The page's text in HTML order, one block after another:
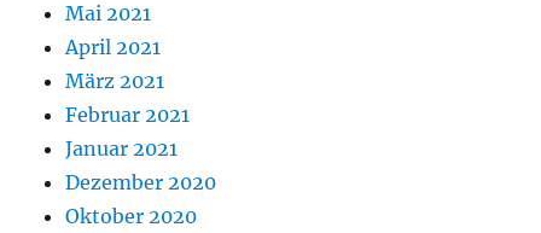
Mai 2021
April 2021
März 2021
Februar 2021
Januar 2021
Dezember 2020
Oktober 2020